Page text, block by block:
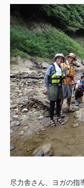
尽力舎さん、ヨガの指